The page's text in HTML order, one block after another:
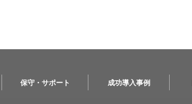
保守・サポート 成功導入事例